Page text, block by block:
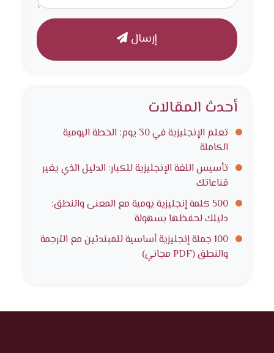
إرسال
أحدث المقالات
تعلم الإنجليزية في 30 يوم: الخطة اليومية
الكاملة
تأسيس اللغة الإنجليزية للكبار: الدليل الذي يغير
قناعاتك
500 كلمة إنجليزية يومية مع المعنى والنطق:
دليلك لحفظها بسهولة
100 جملة إنجليزية أساسية للمبتدئين مع الترجمة
والنطق (PDF مجاني)